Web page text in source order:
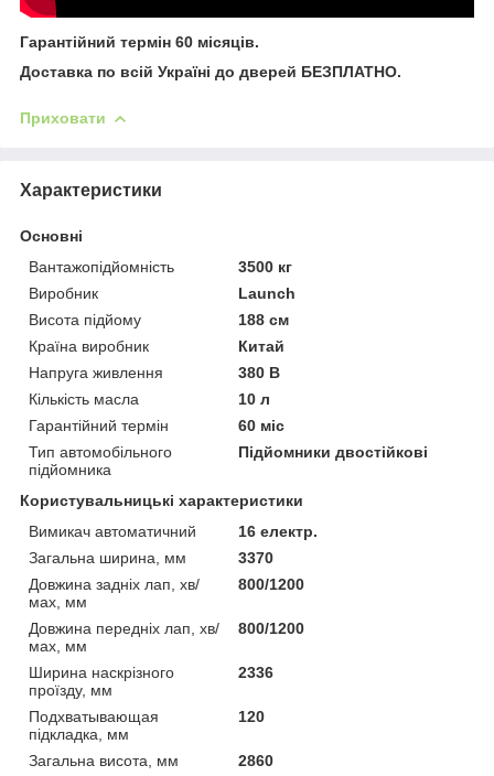
Гарантійний термін 60 місяців.
Доставка по всій Україні до дверей БЕЗПЛАТНО.
Приховати
Характеристики
Основні
Вантажопідйомність
3500 кг
Виробник
Launch
Висота підйому
188 см
Країна виробник
Китай
Напруга живлення
380 В
Кількість масла
10 л
Гарантійний термін
60 міс
Тип автомобільного
підйомника
Підйомники двостійкові
Користувальницькі характеристики
Вимикач автоматичний
16 електр.
Загальна ширина, мм
3370
Довжина задніх лап, хв/
мах, мм
800/1200
Довжина передніх лап, хв/
мах, мм
800/1200
Ширина наскрізного
проїзду, мм
2336
Подхватывающая
підкладка, мм
120
Загальна висота, мм
2860